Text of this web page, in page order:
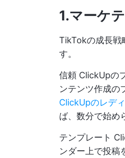
1.マーケ
TikTokの成長戦
す。
信頼 ClickUpの
ンテンツ作成の
ClickUpのレデ
ば、数分で始め
テンプレート
ンダー上で投稿